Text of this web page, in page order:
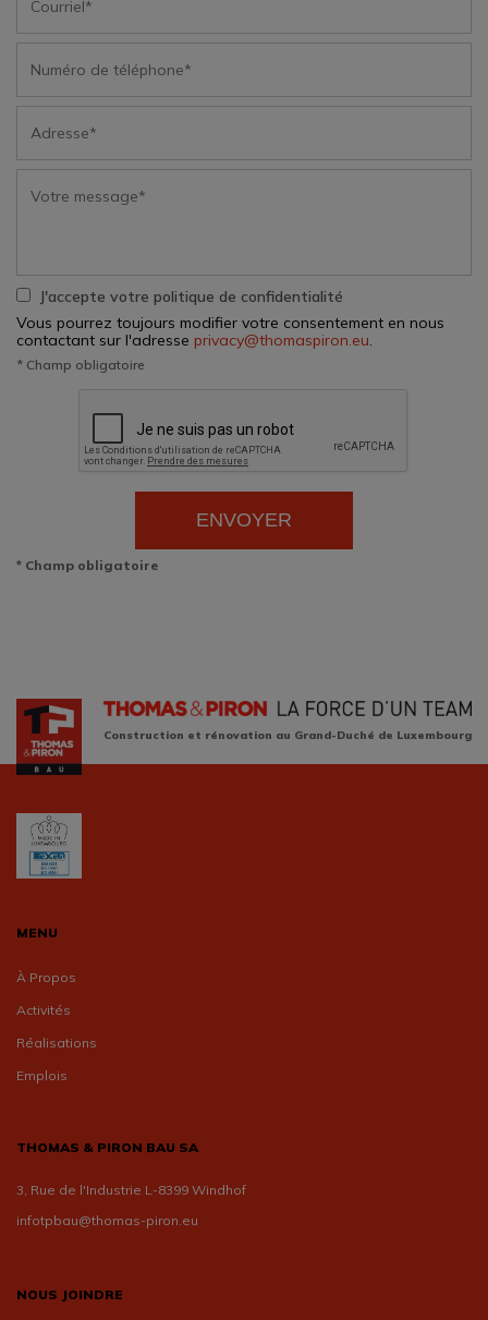
J'accepte votre politique de confidentialité
Vous pourrez toujours modifier votre consentement en nous
contactant sur l'adresse privacy@thomaspiron.eu.
* Champ obligatoire
ENVOYER
* Champ obligatoire
Construction et rénovation au Grand-Duché de Luxembourg
MENU
À Propos
Activités
Réalisations
Emplois
THOMAS & PIRON BAU SA
3, Rue de l'Industrie L-8399 Windhof
infotpbau@thomas-piron.eu
NOUS JOINDRE